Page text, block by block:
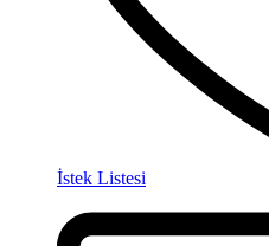
İstek Listesi